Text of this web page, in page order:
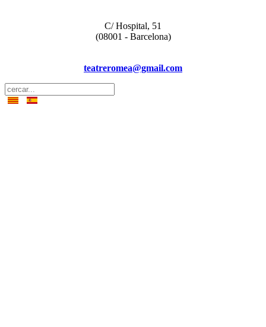
C/ Hospital, 51
(08001 - Barcelona)
teatreromea@gmail.com